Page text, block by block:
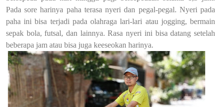
Pada sore harinya paha terasa nyeri dan pegal-pegal. Nyeri pada
paha ini bisa terjadi pada olahraga lari-lari atau jogging, bermain
sepak bola, futsal, dan lainnya. Rasa nyeri ini bisa datang setelah
beberapa jam atau bisa juga keeseokan harinya.